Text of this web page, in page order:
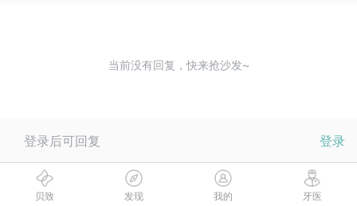
当前没有回复，快来抢沙发~
登录后可回复 登录
贝致 发现 我的 牙医